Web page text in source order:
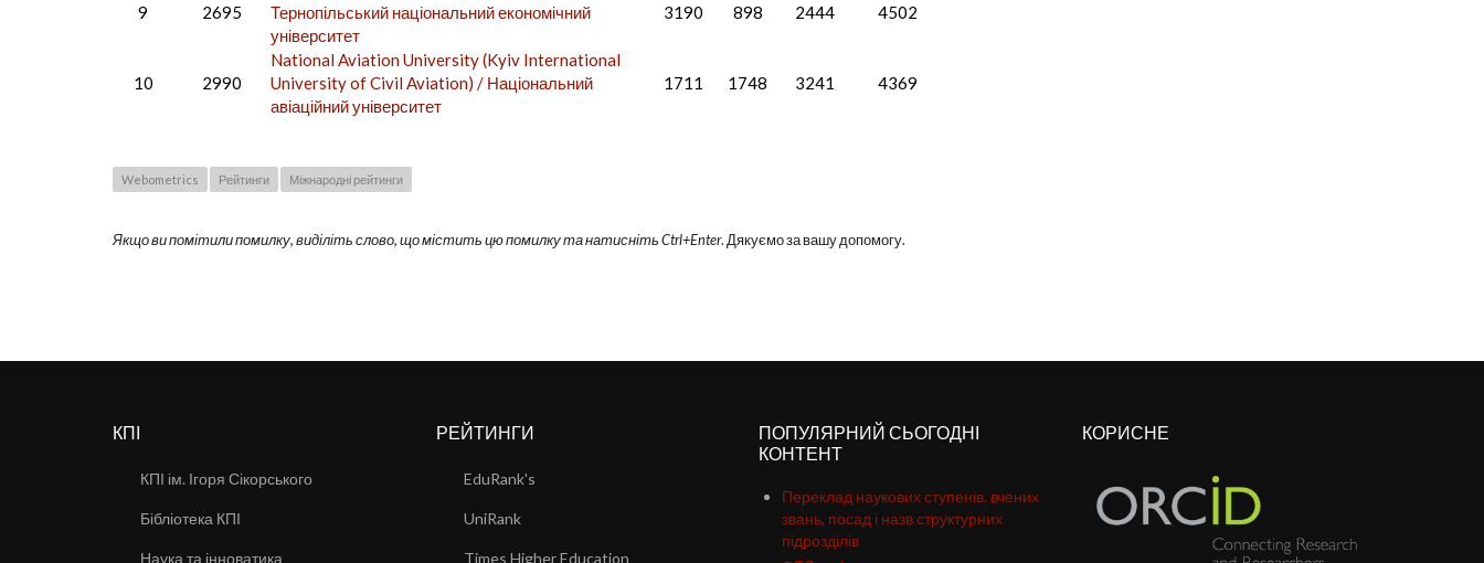
9 2695
Тернопільський національний економічний
університет
3190 898 2444 4502
10 2990
National Aviation University (Kyiv International
University of Civil Aviation) / Національний
авіаційний університет
1711 1748 3241 4369
Webometrics Рейтинги Міжнародні рейтинги
Якщо ви помітили помилку, виділіть слово, що містить цю помилку та натисніть Ctrl+Enter. Дякуємо за вашу допомогу.
КПІ
КПІ ім. Ігоря Сікорського
Бібліотека КПІ
Наука та інноватика
РЕЙТИНГИ
EduRank's
UniRank
Times Higher Education
ПОПУЛЯРНИЙ СЬОГОДНІ
КОНТЕНТ
Переклад наукових ступенів. вчених
звань, посад і назв структурних
підрозділів
КОРИСНЕ